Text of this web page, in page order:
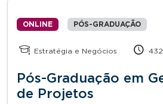
ONLINE PÓS-GRADUAÇÃO
Estratégia e Negócios
Pós-Graduação em
de Projetos